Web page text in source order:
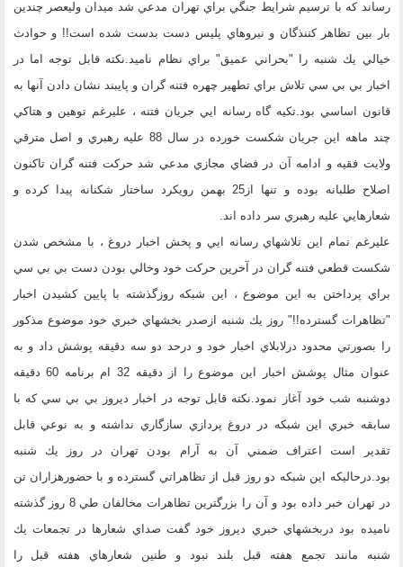
رساند كه با ترسيم شرايط جنگي براي تهران مدعي شد ميدان وليعصر چندين
بار بين تظاهر كننذگان و نيروهاي پليس دست بدست شده است!! و حوادث
خيالي يك شنبه را "بحراني عميق" براي نظام ناميد.نكته قابل توجه اما در
اخبار بي بي سي تلاش براي تطهير چهره فتنه گران و پايبند نشان دادن آنها به
قانون اساسي بود.تكيه گاه رسانه ايي جريان فتنه ، عليرغم توهين و هتاكي
چند ماهه اين جريان شكست خورده در سال 88 عليه رهبري و اصل مترقي
ولايت فقيه و ادامه آن در فضاي مجازي مدعي شد حركت فتنه گران تاكنون
اصلاح طلبانه بوده و تنها از25 بهمن رويكرد ساختار شكنانه پيدا كرده و
شعارهايي عليه رهبري سر داده اند.
عليرغم تمام اين تلاشهاي رسانه ايي و پخش اخبار دروغ ، با مشخص شدن
شكست قطعي فتنه گران در آخرين حركت خود وخالي بودن دست بي بي سي
براي پرداختن به اين موضوع ، اين شبكه روزگذشته با پايين كشيدن اخبار
"تظاهرات گسترده!!" روز يك شنبه ازصدر بخشهاي خبري خود موضوع مذكور
را بصورتي محدود درلابلاي اخبار خود و درحد دو سه دقيقه پوشش داد و به
عنوان مثال پوشش اخبار اين موضوع را از دقيقه 32 ام برنامه 60 دقيقه
دوشنبه شب خود آغاز نمود.نكته قابل توجه در اخبار ديروز بي بي سي كه با
سابقه خبري اين شبكه در دروغ پردازي سازگاري نداشته و به نوعي قابل
تقدير است اعتراف ضمني آن به آرام بودن تهران در روز يك شنبه
بود.درحاليكه اين شبكه دو روز قبل از تظاهراتي گسترده و با حضورهزاران تن
در تهران خبر داده بود و آن را بزرگترين تظاهرات مخالفان طي 8 روز گذشته
ناميده بود دربخشهاي خبري ديروز خود گفت صداي شعارها در تجمعات يك
شنبه مانند تجمع هفته قبل بلند نبود و طنين شعارهاي هفته قبل را